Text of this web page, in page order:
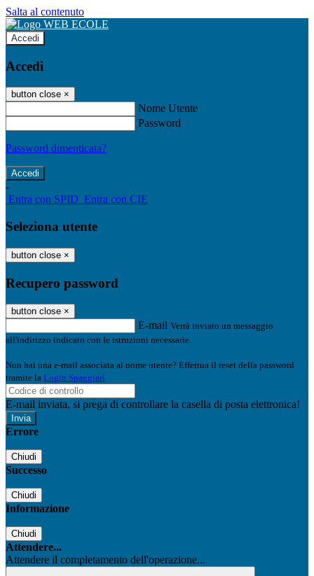
Salta al contenuto
Accedi
Accedi
button close ×
Nome Utente
Password
Password dimenticata?
-
Entra con SPID Entra con CIE
Seleziona utente
button close ×
Recupero password
button close ×
E-mail Verrà inviato un messaggio
all'indirizzo indicato con le istruzioni necessarie.
Non hai una e-mail associata al nome utente? Effettua il reset della password
tramite la Login Spaggiari
E-mail inviata, si prega di controllare la casella di posta elettronica!
Errore
Chiudi
Successo
Chiudi
Informazione
Chiudi
Attendere...
Attendere il completamento dell'operazione...